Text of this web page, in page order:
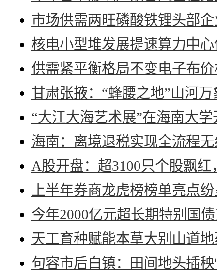
市场供需两旺磷酸铁锂头部
核电小型堆发展提速算力中
供需紧平衡格局不变电子布价
甘肃张掖：“蜂腰之地”山河万
“大江大海艺术展”在海南大学
海南：离境退税实现全流程
A股开盘：超3100只个股飘
上半年券商龙虎榜榜单亮点
今年2000亿元超长期特别国
天工育种赋能本草大别山道
句容市后白镇：田间地头插